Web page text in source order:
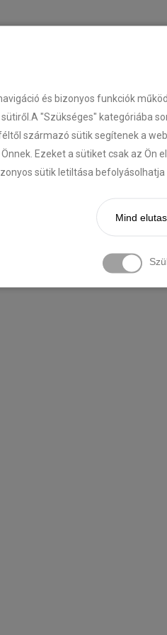
és bizonyos funkciók
"Szükséges" kategóriába
származó sütik segítenek a
Ezeket a sütiket csak az Ön
sütik letiltása befolyásolhatja
Mind